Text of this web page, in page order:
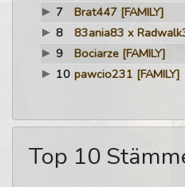
7
Brat447 [FAMILY]
8
83ania83 x
9
Bociarze [FAMILY]
10 pawcio231 [FAMILY]
Top 10